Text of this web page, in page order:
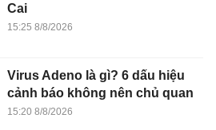
Cai
15:25 8/8/2026
Virus Adeno là gì? 6 dấu hiệu
cảnh báo không nên chủ quan
15:20 8/8/2026